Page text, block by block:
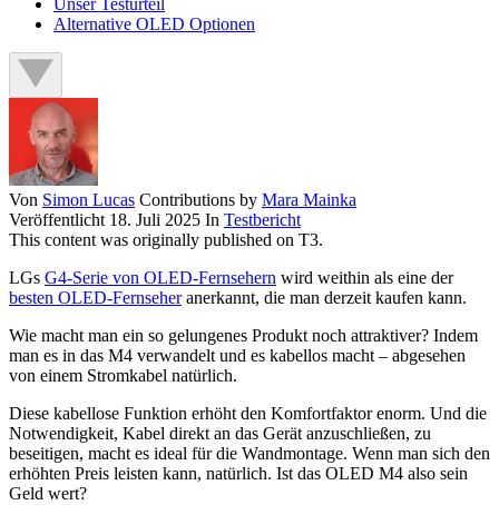
Unser Testurteil
Alternative OLED Optionen
Von Simon Lucas Contributions by Mara Mainka
Veröffentlicht 18. Juli 2025 In Testbericht
This content was originally published on T3.
LGs G4-Serie von OLED-Fernsehern wird weithin als eine der
besten OLED-Fernseheranerkannt, die man derzeit kaufen kann.
Wie macht man ein so gelungenes Produkt noch attraktiver? Indem
man es in das M4 verwandelt und es kabellos macht – abgesehen
von einem Stromkabel natürlich.
Diese kabellose Funktion erhöht den Komfortfaktor enorm. Und die
Notwendigkeit, Kabel direkt an das Gerät anzuschließen, zu
beseitigen, macht es ideal für die Wandmontage. Wenn man sich den
erhöhten Preis leisten kann, natürlich. Ist das OLED M4 also sein
Geld wert?